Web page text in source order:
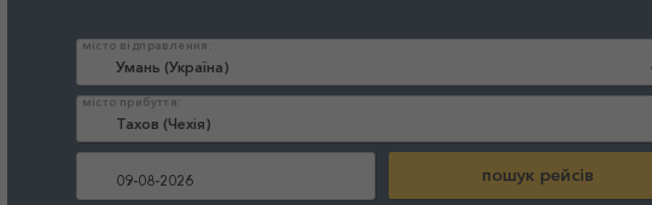
місто відправлення:
місто прибуття: